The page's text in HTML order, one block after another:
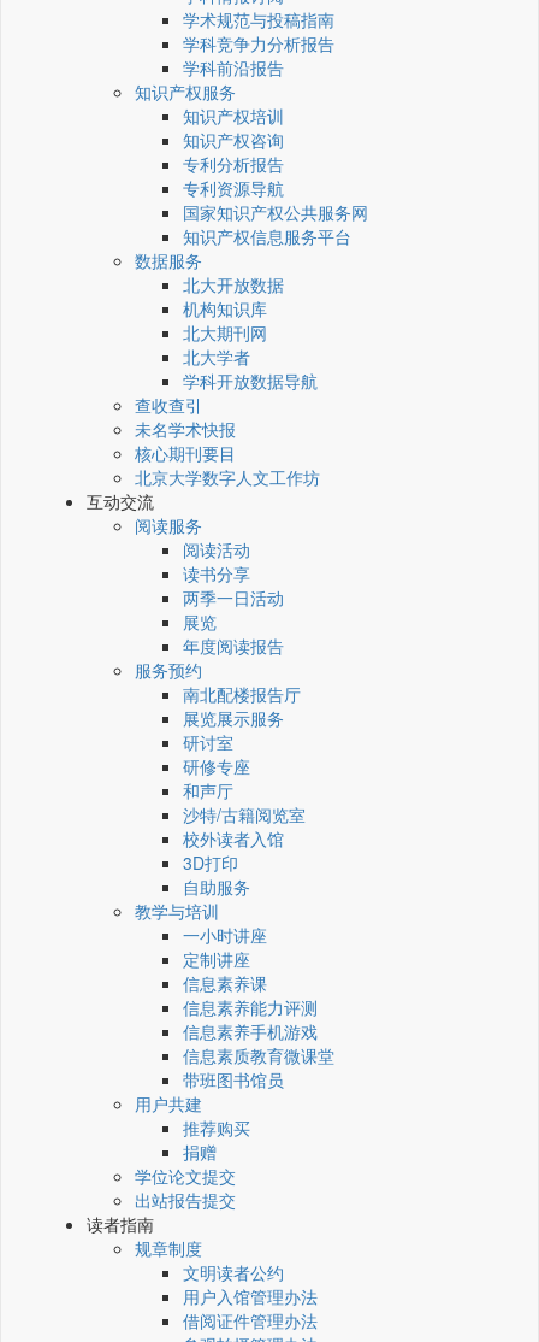
学术规范与投稿指南
学科竞争力分析报告
学科前沿报告
知识产权服务
知识产权培训
知识产权咨询
专利分析报告
专利资源导航
国家知识产权公共服务网
知识产权信息服务平台
数据服务
北大开放数据
机构知识库
北大期刊网
北大学者
学科开放数据导航
查收查引
未名学术快报
核心期刊要目
北京大学数字人文工作坊
互动交流
阅读服务
阅读活动
读书分享
两季一日活动
展览
年度阅读报告
服务预约
南北配楼报告厅
展览展示服务
研讨室
研修专座
和声厅
沙特/古籍阅览室
校外读者入馆
3D打印
自助服务
教学与培训
一小时讲座
定制讲座
信息素养课
信息素养能力评测
信息素养手机游戏
信息素质教育微课堂
带班图书馆员
用户共建
推荐购买
捐赠
学位论文提交
出站报告提交
读者指南
规章制度
文明读者公约
用户入馆管理办法
借阅证件管理办法